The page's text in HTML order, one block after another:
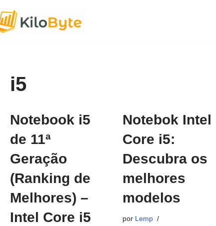
i5
Notebook i5
de 11ª
Geração
(Ranking de
Melhores) –
Intel Core i5
Notebok Intel
Core i5:
Descubra os
melhores
modelos
por Lemp